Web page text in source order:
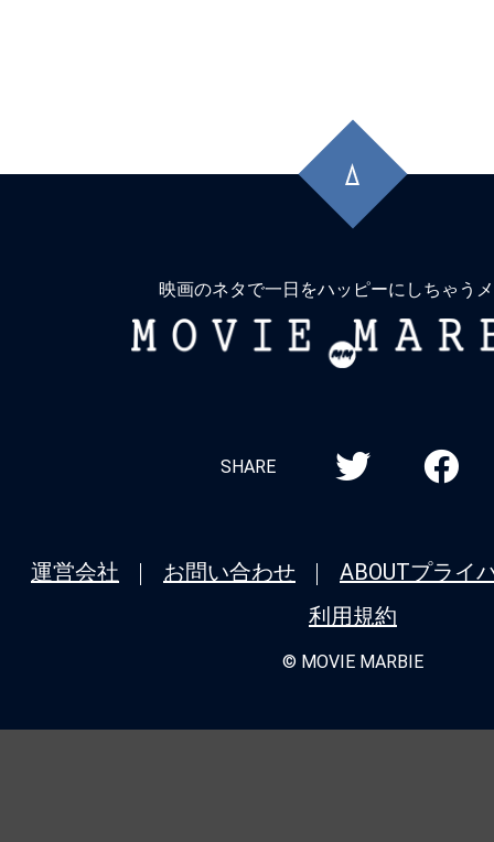
頭
に
映画のネタで一日をハッピーにしちゃう
MOVIE
SHARE
運営会社 お問い合わせ ABOUTプライ
利用規約
© MOVIE MARBIE